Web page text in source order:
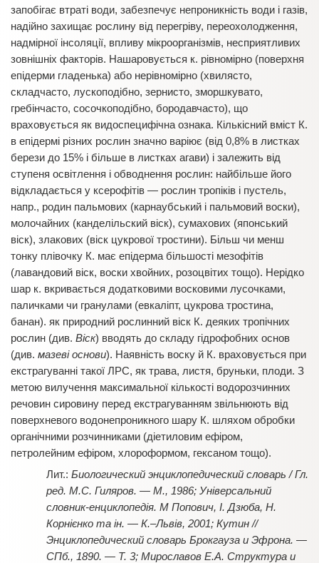
запобігає втраті води, забезпечує непроникність води і газів,
надійно захищає рослину від перегріву, переохолодження,
надмірної інсоляції, впливу мікроорганізмів, несприятливих
зовнішніх факторів. Нашаровується к. рівномірно (поверхня
епідерми гладенька) або нерівномірно (хвилясто,
складчасто, лускоподібно, зернисто, зморшкувато,
гребінчасто, сосочкоподібно, бородавчасто), що
враховується як видоспецифічна ознака. Кількісний вміст К.
в епідермі різних рослин значно варіює (від 0,8% в листках
берези до 15% і більше в листках агави) і залежить від
ступеня освітлення і обводнення рослин: найбільше його
відкладається у ксерофітів — рослин тропіків і пустель,
напр., родин пальмових (карнаубський і пальмовий воски),
молочайних (канделільский віск), сумахових (японський
віск), злакових (віск цукрової тростини). Більш чи менш
тонку плівочку К. має епідерма більшості мезофітів
(лавандовий віск, воски хвойних, розоцвітих тощо). Нерідко
шар к. вкривається додатковими восковими лусочками,
паличками чи гранулами (евкаліпт, цукрова тростина,
банан). як природний рослинний віск К. деяких тропічних
рослин (див. Віск) вводять до складу гідрофобних основ
(див. мазеві основи). Наявність воску й К. враховується при
екстрагуванні такої ЛРС, як трава, листя, бруньки, плоди. З
метою вилучення максимальної кількості водорозчинних
речовин сировину перед екстрагуванням звільнюють від
поверхневого водонепроникного шару К. шляхом обробки
органічними розчинниками (діетиловим ефіром,
петролейним ефіром, хлороформом, гексаном тощо).
Биологический энциклопедический словарь / Гл.
ред. М.С. Гиляров. — М., 1986; Універсальний
словник-енциклопедія. М Попович, І. Дзюба, Н.
Корнієнко та ін. — К.–Львів, 2001; Кутин //
Энциклопедический словарь Брокгауза и Эфрона. —
СПб., 1890. — Т. 3; Мирославов Е.А. Структура и